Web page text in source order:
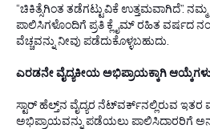
“ಚಿಕಿತ್ಸೆಗಿಂತ ತಡೆಗಟ್ಟುವಿಕೆ ಉತ್ತಮವಾಗಿದೆ”.
ಪಾಲಿಸಿಗಳೊಂದಿಗೆ ಪ್ರತಿ ಕ್ಲೈಮ್ ರಹಿತ ವರ್ಷದ
ವೆಚ್ಚವನ್ನು ನೀವು ಪಡೆದುಕೊಳ್ಳಬಹುದು.
ಎರಡನೇ ವೈದ್ಯಕೀಯ ಅಭಿಪ್ರಾಯಕ್ಕಾಗಿ
ಸ್ಟಾರ್ ಹೆಲ್ತ್‌ನ ವೈದ್ಯರ ನೆಟ್‌ವರ್ಕ್‌ನಲ್ಲಿರುವ ಇತರ
ಅಭಿಪ್ರಾಯವನ್ನು ಪಡೆಯಲು ಪಾಲಿಸಿದಾರರಿಗೆ